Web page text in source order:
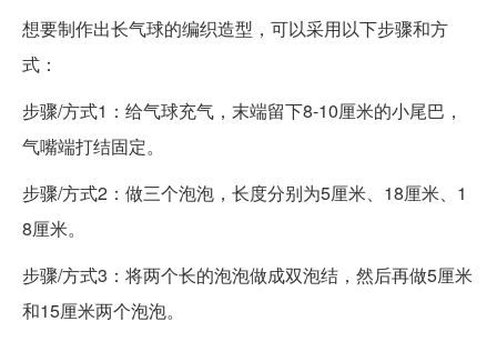
想要制作出长气球的编织造型，可以采用以下步骤和方
式：
步骤/方式1：给气球充气，末端留下8-10厘米的小尾巴，
气嘴端打结固定。
步骤/方式2：做三个泡泡，长度分别为5厘米、18厘米、1
8厘米。
步骤/方式3：将两个长的泡泡做成双泡结，然后再做5厘米
和15厘米两个泡泡。